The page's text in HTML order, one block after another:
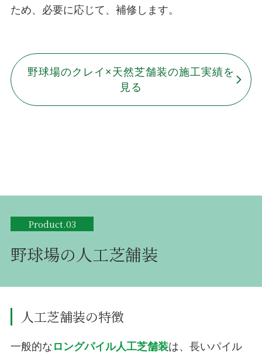
ため、必要に応じて、補修します。
野球場のクレイ×天然芝舗装の施工実績を
見る
Product.03
野球場の人工芝舗装
人工芝舗装の特徴
一般的な ロングパイル人工芝舗装は、長いパイル